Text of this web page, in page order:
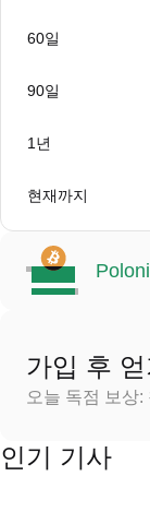
60일
90일
1년
현재까지
가입 후 얻
오늘 독점 보상
인기 기사